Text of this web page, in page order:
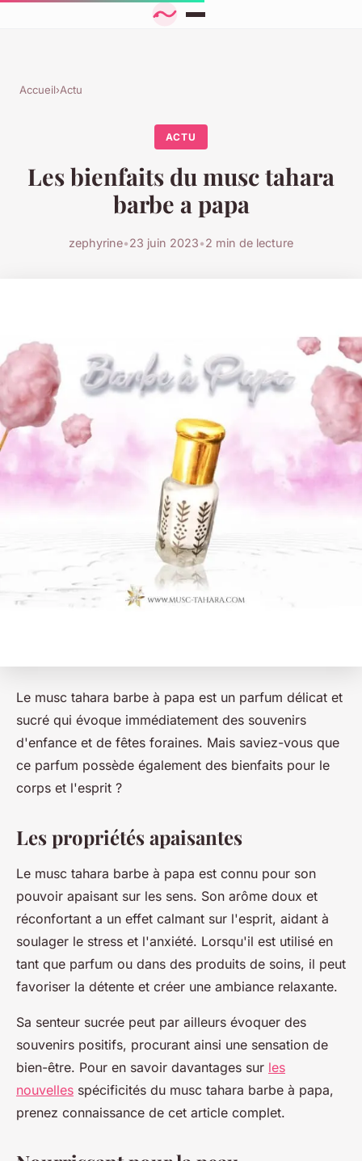
Accueil›Actu
ACTU
Les bienfaits du musc tahara
barbe a papa
zephyrine•23 juin 2023•2 min de lecture
Le musc tahara barbe à papa est un parfum délicat et
sucré qui évoque immédiatement des souvenirs
d'enfance et de fêtes foraines. Mais saviez-vous que
ce parfum possède également des bienfaits pour le
corps et l'esprit ?
Les propriétés apaisantes
Le musc tahara barbe à papa est connu pour son
pouvoir apaisant sur les sens. Son arôme doux et
réconfortant a un effet calmant sur l'esprit, aidant à
soulager le stress et l'anxiété. Lorsqu'il est utilisé en
tant que parfum ou dans des produits de soins, il peut
favoriser la détente et créer une ambiance relaxante.
Sa senteur sucrée peut par ailleurs évoquer des
souvenirs positifs, procurant ainsi une sensation de
bien-être. Pour en savoir davantages sur les
nouvelles spécificités du musc tahara barbe à papa,
prenez connaissance de cet article complet.